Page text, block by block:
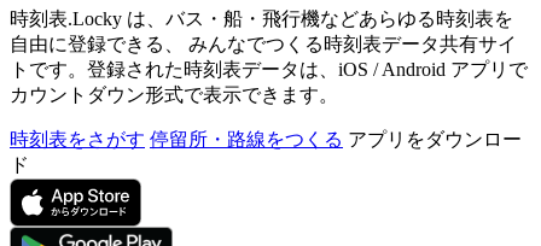
時刻表.Locky は、バス・船・飛行機などあらゆる時刻表を
自由に登録できる、 みんなでつくる時刻表データ共有サイ
トです。登録された時刻表データは、iOS / Android アプリで
カウントダウン形式で表示できます。
時刻表をさがす 停留所・路線をつくる アプリをダウンロー
ド